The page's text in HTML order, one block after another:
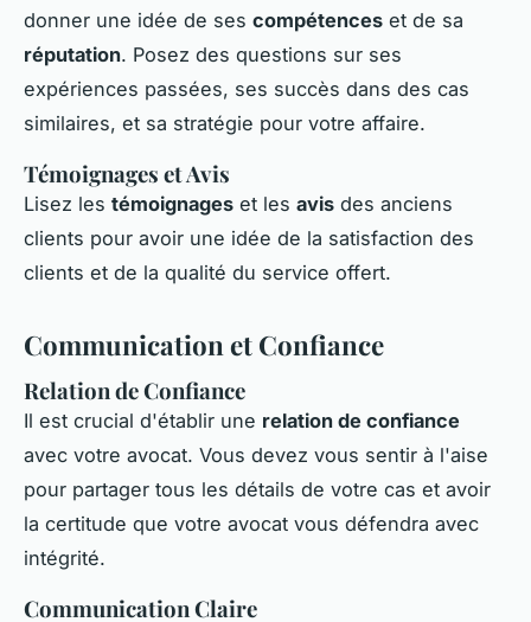
donner une idée de ses compétences et de sa
réputation. Posez des questions sur ses
expériences passées, ses succès dans des cas
similaires, et sa stratégie pour votre affaire.
Témoignages et Avis
Lisez les témoignages et les avis des anciens
clients pour avoir une idée de la satisfaction des
clients et de la qualité du service offert.
Communication et Confiance
Relation de Confiance
Il est crucial d'établir une relation de confiance
avec votre avocat. Vous devez vous sentir à l'aise
pour partager tous les détails de votre cas et avoir
la certitude que votre avocat vous défendra avec
intégrité.
Communication Claire